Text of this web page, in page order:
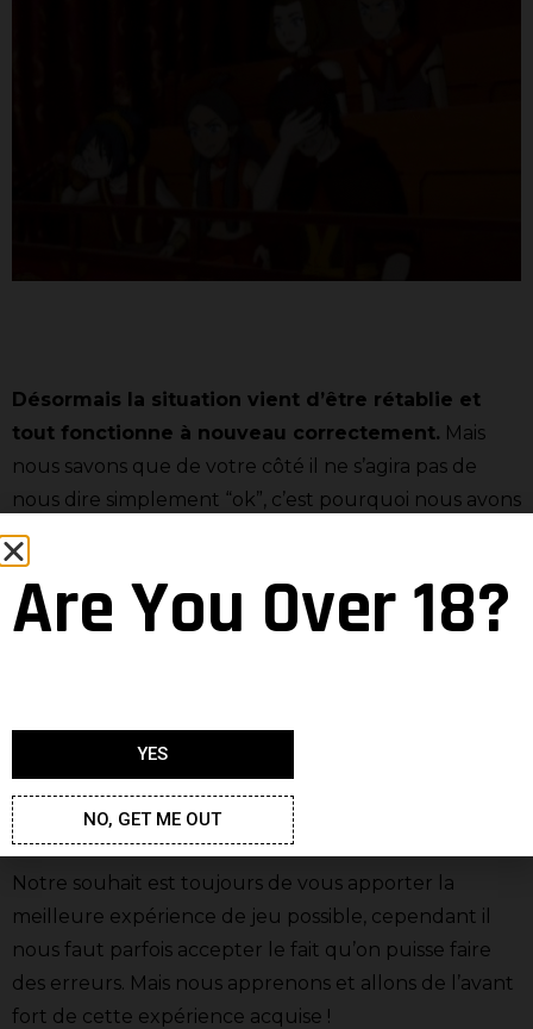
Désormais la situation vient d’être rétablie et
tout fonctionne à nouveau correctement. Mais
nous savons que de votre côté il ne s’agira pas de
nous dire simplement “ok”, c’est pourquoi nous avons
décidé d’ajouter
situation que certains joueurs ont rencontré.
chaque joueur ayant rencontré ce problème se
verra attribuer prochainement une
et les ressources utilisés à vous occuper de vos filles,
nous respectons votre implication en jeu et
nous souhaitons vous montrer que pour nous
: c’est important !
Notre souhait est toujours de vous apporter la
meilleure expérience de jeu possible, cependant il
nous faut parfois accepter le fait qu’on puisse faire
des erreurs. Mais nous apprenons et allons de l’avant
fort de cette expérience acquise !
Are You Over 18?
YES
NO, GET ME OUT